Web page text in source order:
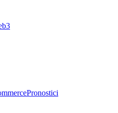
Pronostici